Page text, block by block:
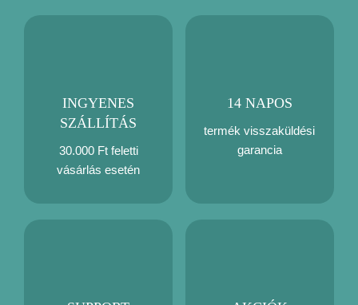
INGYENES
SZÁLLÍTÁS
30.000 Ft feletti
vásárlás esetén
14 NAPOS
termék visszaküldési
garancia